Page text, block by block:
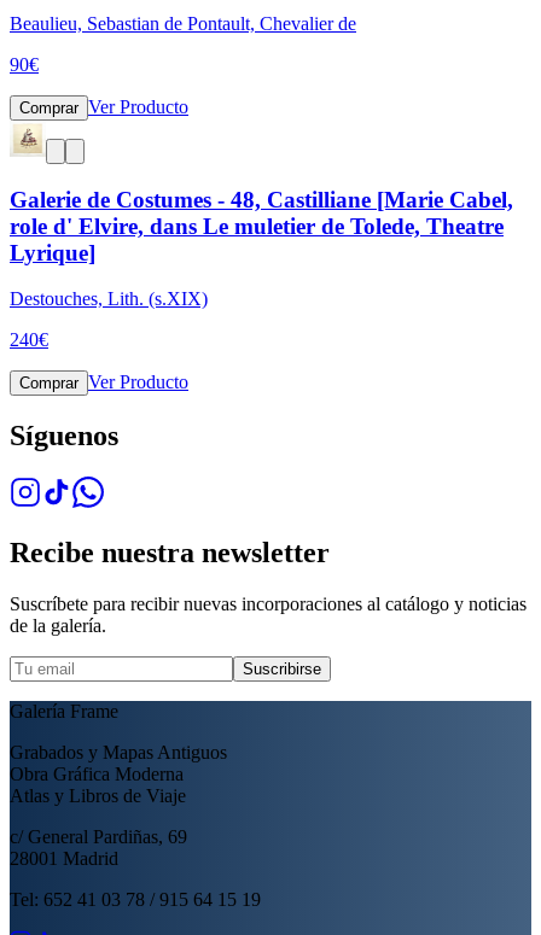
Beaulieu, Sebastian de Pontault, Chevalier de
90€
Comprar Ver Producto
Galerie de Costumes - 48, Castilliane [Marie Cabel,
role d' Elvire, dans Le muletier de Tolede, Theatre
Lyrique]
Destouches, Lith. (s.XIX)
240€
Comprar Ver Producto
Síguenos
Recibe nuestra newsletter
Suscríbete para recibir nuevas incorporaciones al catálogo y noticias
de la galería.
Suscribirse
Galería Frame
Grabados y Mapas Antiguos
Obra Gráfica Moderna
Atlas y Libros de Viaje
c/ General Pardiñas, 69
28001 Madrid
Tel: 652 41 03 78 / 915 64 15 19